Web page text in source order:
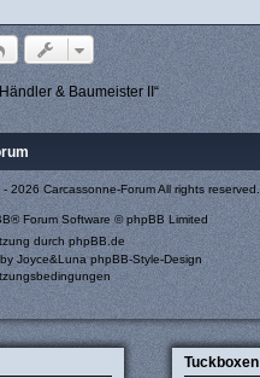
& Baumeister II“
2026 Carcassonne-Forum All rights reserved.
® Forum Software © phpBB Limited
durch phpBB.de
Joyce&LunaphpBB-Style-Design
Tuckboxen